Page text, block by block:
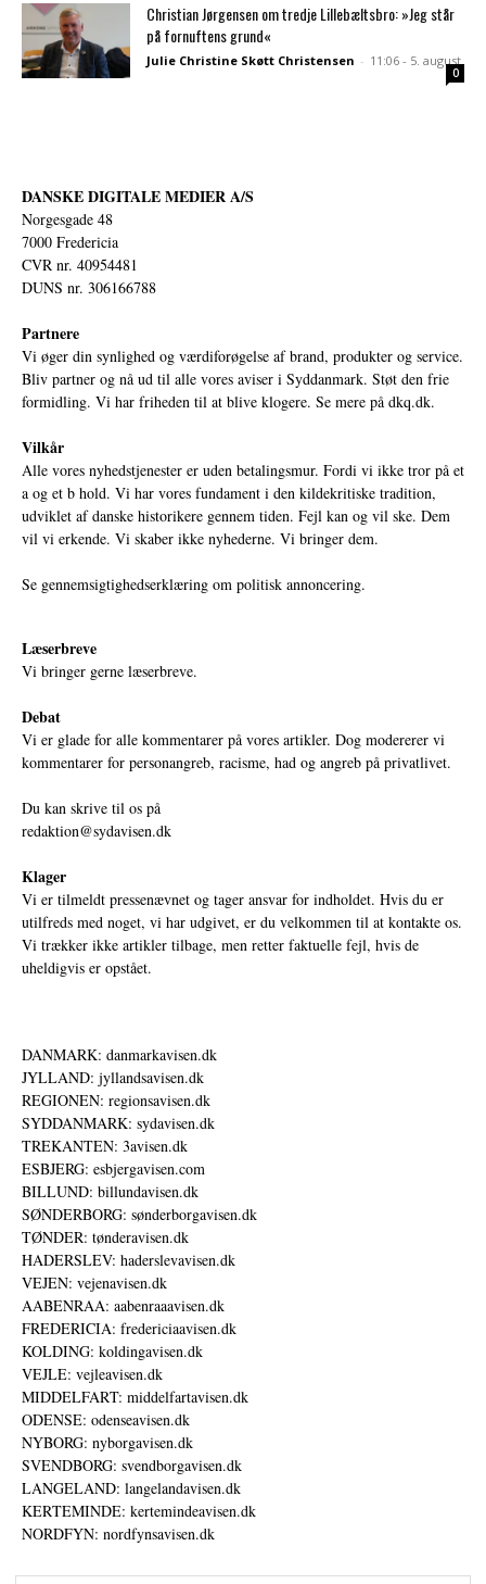
Christian Jørgensen om tredje Lillebæltsbro: »Jeg står
på fornuftens grund«
Julie Christine Skøtt Christensen - 11:06 - 5. august
0
DANSKE DIGITALE MEDIER A/S
Norgesgade 48
7000 Fredericia
CVR nr. 40954481
DUNS nr. 306166788
Partnere
Vi øger din synlighed og værdiforøgelse af brand, produkter og service.
Bliv partner og nå ud til alle vores aviser i Syddanmark. Støt den frie
formidling. Vi har friheden til at blive klogere. Se mere på dkq.dk.
Vilkår
Alle vores nyhedstjenester er uden betalingsmur. Fordi vi ikke tror på et
a og et b hold. Vi har vores fundament i den kildekritiske tradition,
udviklet af danske historikere gennem tiden. Fejl kan og vil ske. Dem
vil vi erkende. Vi skaber ikke nyhederne. Vi bringer dem.
Se gennemsigtighedserklæring om politisk annoncering.
Læserbreve
Vi bringer gerne læserbreve.
Debat
Vi er glade for alle kommentarer på vores artikler. Dog modererer vi
kommentarer for personangreb, racisme, had og angreb på privatlivet.
Du kan skrive til os på
redaktion@sydavisen.dk
Klager
Vi er tilmeldt pressenævnet og tager ansvar for indholdet. Hvis du er
utilfreds med noget, vi har udgivet, er du velkommen til at kontakte os.
Vi trækker ikke artikler tilbage, men retter faktuelle fejl, hvis de
uheldigvis er opstået.
DANMARK: danmarkavisen.dk
JYLLAND: jyllandsavisen.dk
REGIONEN: regionsavisen.dk
SYDDANMARK: sydavisen.dk
TREKANTEN: 3avisen.dk
ESBJERG: esbjergavisen.com
BILLUND: billundavisen.dk
SØNDERBORG: sønderborgavisen.dk
TØNDER: tønderavisen.dk
HADERSLEV: haderslevavisen.dk
VEJEN: vejenavisen.dk
AABENRAA: aabenraaavisen.dk
FREDERICIA: fredericiaavisen.dk
KOLDING: koldingavisen.dk
VEJLE: vejleavisen.dk
MIDDELFART: middelfartavisen.dk
ODENSE: odenseavisen.dk
NYBORG: nyborgavisen.dk
SVENDBORG: svendborgavisen.dk
LANGELAND: langelandavisen.dk
KERTEMINDE: kertemindeavisen.dk
NORDFYN: nordfynsavisen.dk